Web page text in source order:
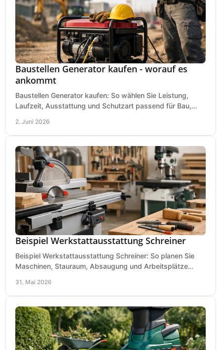
Baustellen Generator kaufen - worauf es
ankommt
Baustellen Generator kaufen: So wählen Sie Leistung,
Laufzeit, Ausstattung und Schutzart passend für Bau,
2. Juni 2026
Beispiel Werkstattausstattung Schreiner
Beispiel Werkstattausstattung Schreiner: So planen Sie
Maschinen, Stauraum, Absaugung und Arbeitsplätze
31. Mai 2026